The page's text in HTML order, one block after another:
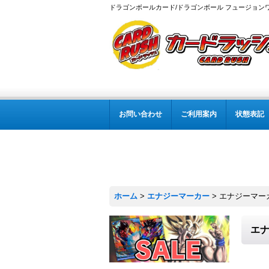
ドラゴンボールカード/ドラゴンボール フュージョン
お問い合わせ ご利用案内 状態表記
ホーム > エナジーマーカー > エナジーマー
エ